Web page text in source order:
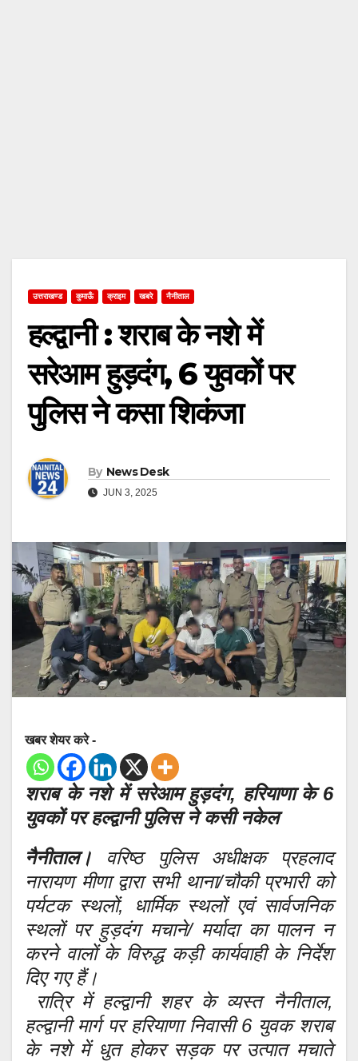
उत्तराखण्ड कुमाऊँ क्राइम खबरे नैनीताल
हल्द्वानी : शराब के नशे में
सरेआम हुड़दंग, 6 युवकों पर
पुलिस ने कसा शिकंजा
By News Desk
JUN 3, 2025
खबर शेयर करे -
शराब के नशे में सरेआम हुड़दंग, हरियाणा के 6
युवकों पर हल्द्वानी पुलिस ने कसी नकेल
नैनीताल। वरिष्ठ पुलिस अधीक्षक प्रहलाद
नारायण मीणा द्वारा सभी थाना/चौकी प्रभारी को
पर्यटक स्थलों, धार्मिक स्थलों एवं सार्वजनिक
स्थलों पर हुड़दंग मचाने/ मर्यादा का पालन न
करने वालों के विरुद्ध कड़ी कार्यवाही के निर्देश
दिए गए हैं।
रात्रि में हल्द्वानी शहर के व्यस्त नैनीताल,
हल्द्वानी मार्ग पर हरियाणा निवासी 6 युवक शराब
के नशे में धुत होकर सड़क पर उत्पात मचाते